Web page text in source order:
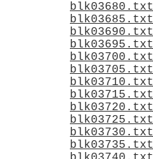
blk03680.txt
blk03685.txt
blk03690.txt
blk03695.txt
blk03700.txt
blk03705.txt
blk03710.txt
blk03715.txt
blk03720.txt
blk03725.txt
blk03730.txt
blk03735.txt